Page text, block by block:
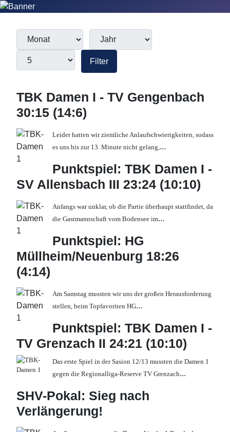
Filter
Monat Jahr
Filter
TBK Damen I - TV Gengenbach
30:15 (14:6)
Leider hatten wir ziemliche Anlaufschwierigkeiten, sodass
es uns bis zur 13. Minute nicht gelang, ...
Punktspiel: TBK Damen I -
SV Allensbach III 23:24 (10:10)
Anfangs war unklar, ob die Partie überhaupt stattfindet, da
die Gastmannschaft vom Bodensee im...
Punktspiel: HG
Müllheim/Neuenburg 18:26
(4:14)
Am Samstag mussten wir uns der großen Herausforderung
stellen, beim Topfavoriten HG...
Punktspiel: TBK Damen I -
TV Grenzach II 24:21 (10:10)
Das erste Spiel in der Sasion 12/13 mussten die Damen 1
gegen die Regionalliga-Reserve TV Grenzach...
SHV-Pokal: Sieg nach
Verlängerung!